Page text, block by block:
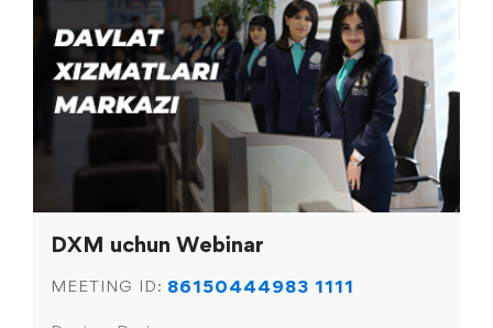
DXM uchun Webinar
MEETING ID: 86150444983 1111